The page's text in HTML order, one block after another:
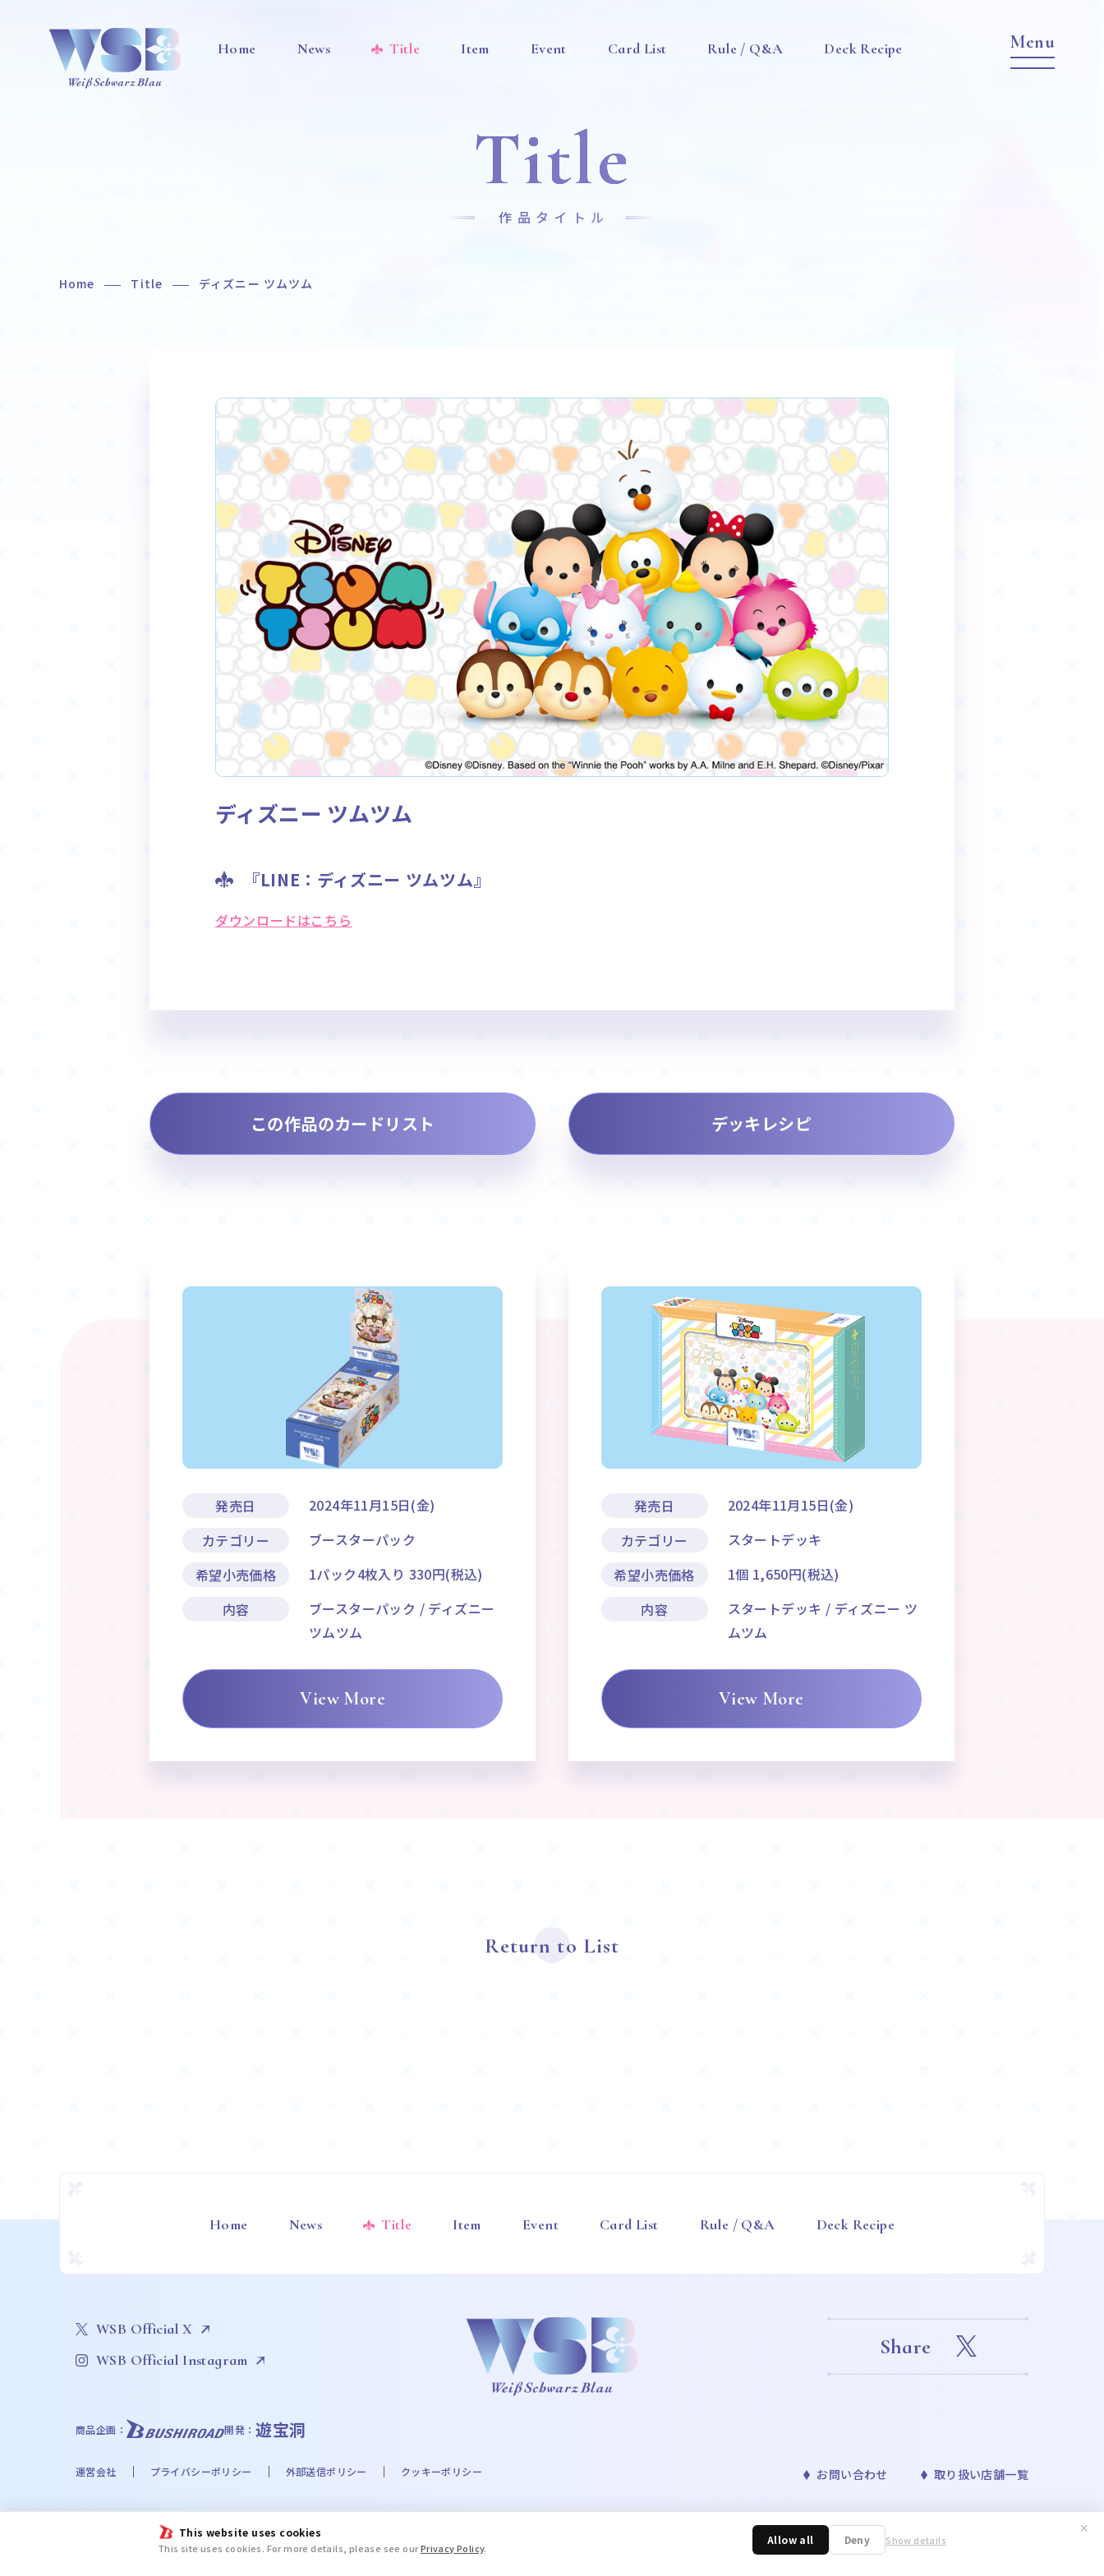
This website uses cookies
This site uses cookies. For more details, please see ourPrivacy Policy.
Allow all Deny Show details
✕
Home News Title Item Event Card List Rule / Q&A Deck Recipe
Event
イベント
Card List
カードリスト
Rule / Q&A
ルール/Q&A
Deck Recipe
Title
作品タイトル
Home Title ディズニー ツムツム
ディズニー ツムツム
『LINE：ディズニー ツムツム』
ダウンロードはこちら
この作品のカードリスト デッキレシピ
発売日
2024年11月15日(金)
カテゴリー
ブースターパック
希望小売価格
1パック4枚入り 330円(税込)
内容
ブースターパック / ディズニー
ツムツム
View More
発売日
2024年11月15日(金)
カテゴリー
スタートデッキ
希望小売価格
1個 1,650円(税込)
内容
スタートデッキ / ディズニー ツ
ムツム
View More
Return to List
Home News Title Item Event Card List Rule / Q&A Deck Recipe
WSB Official X
WSB Official Instagram
Share
商品企画： 開発： 遊宝洞
運営会社 プライバシーポリシー 外部送信ポリシー クッキーポリシー お問い合わせ 取り扱い店舗一覧
©Liber Entertainment Inc. All Rights Reserved. ©UTA☆PRI-MOVIE PROJECT ©UTA☆PRI-MOVIE ST PROJECT ©Eve THE IDOLM@STER™& ©Bandai Namco Entertainment Inc. ©Disney
©Disney. Based on the “Winnie the Pooh” works by A.A. Milne and E.H. Shepard. © 2016 COVER Corp. © STPR Inc. ©ARGONAVIS project. ©青山剛昌／小学館・読売テレビ・TMS 1996 ©nagano /